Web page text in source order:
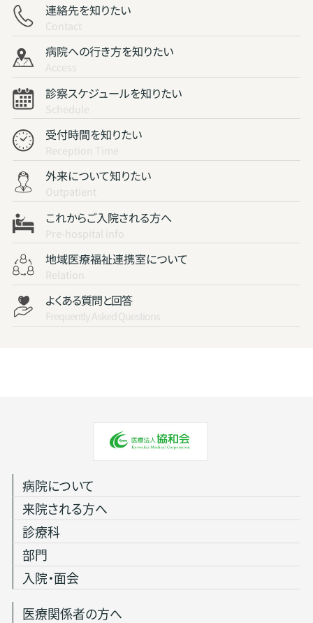
連絡先を知りたい
Contact
病院への行き方を知りたい
Access
診察スケジュールを知りたい
Schedule
受付時間を知りたい
Reception Time
外来について知りたい
Outpatient
これからご入院される方へ
Pre-hospital info
地域医療福祉連携室について
Relation
よくある質問と回答
Frequently Asked Questions
病院について
来院される方へ
診療科
部門
入院・面会
医療関係者の方へ